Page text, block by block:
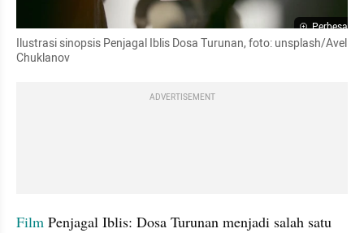
Perbesar
Ilustrasi sinopsis Penjagal Iblis Dosa Turunan, foto: unsplash/Avel
Chuklanov
ADVERTISEMENT
Film Penjagal Iblis: Dosa Turunan menjadi salah satu